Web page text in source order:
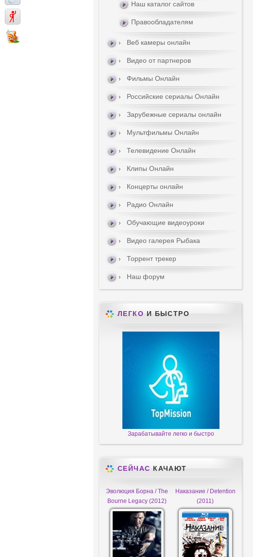
Наш каталог сайтов
Правообладателям
Веб камеры онлайн
Видео от партнеров
Фильмы Онлайн
Российские сериалы Онлайн
Зарубежные сериалы онлайн
Мультфильмы Онлайн
Телевидение Онлайн
Клипы Онлайн
Концерты онлайн
Радио Онлайн
Обучающие видеоуроки
Видео галерея Рыбака
Торрент трекер
Наш форум
ЛЕГКО И БЫСТРО
Зарабатывайте легко и быстро
СЕЙЧАС КАЧАЮТ
Эволюция Борна / The
Bourne Legacy (2012)
Наказание / Detention
(2011)